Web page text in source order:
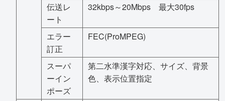
伝送レ
ート
32kbps～20Mbps 最大30fps
エラー
訂正
FEC(ProMPEG)
スーパ
ーイン
ポーズ
第二水準漢字対応、サイズ、背景
色、表示位置指定